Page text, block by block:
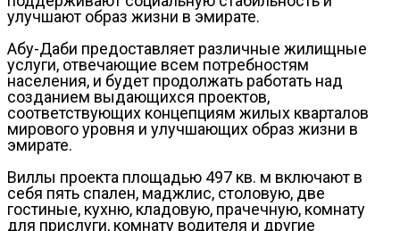
улучшают образ жизни в эмирате.
Абу-Даби предоставляет различные жилищные
услуги, отвечающие всем потребностям
населения, и будет продолжать работать над
созданием выдающихся проектов,
соответствующих концепциям жилых кварталов
мирового уровня и улучшающих образ жизни в
эмирате.
Виллы проекта площадью 497 кв. м включают в
себя пять спален, маджлис, столовую, две
гостиные, кухню, кладовую, прачечную, комнату
для прислуги, комнату водителя и другие